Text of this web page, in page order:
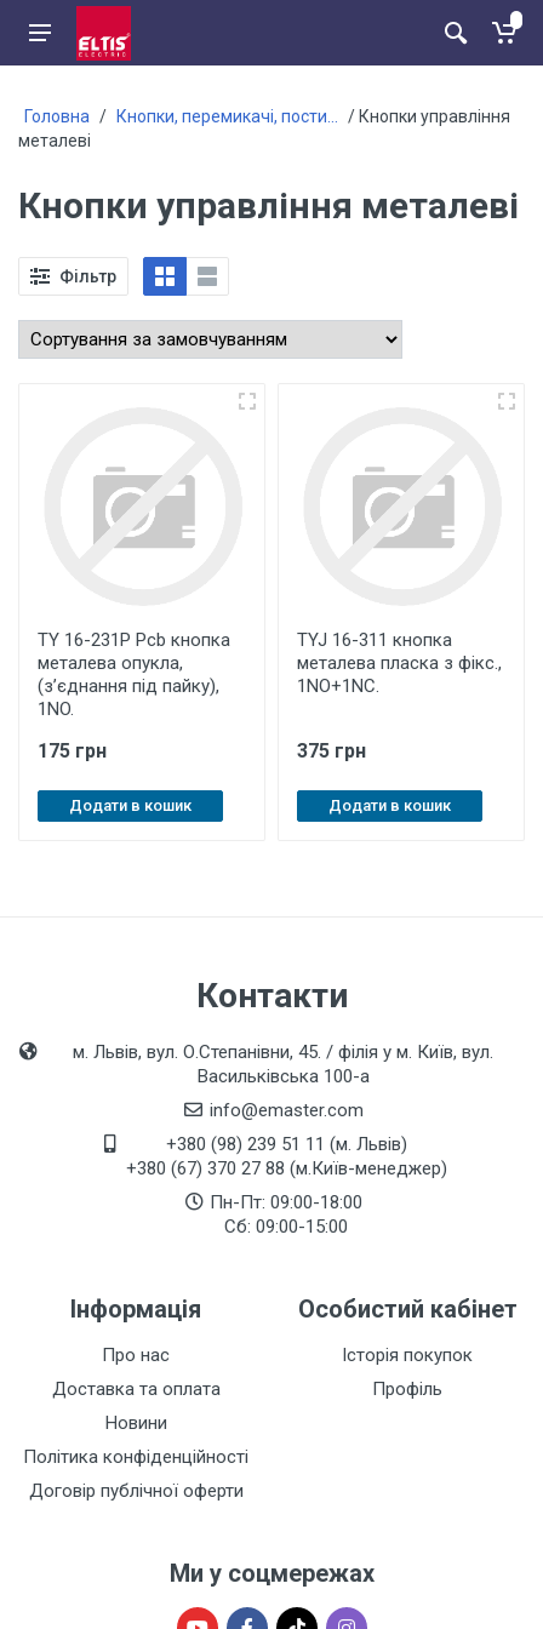
Головна / Кнопки, перемикачі, пости...
/ Кнопки управління
металеві
Кнопки управління металеві
Фільтр
TY 16-231P Pcb кнопка
металева опукла,
(з’єднання під пайку),
1NO.
175 грн
Додати в кошик
TYJ 16-311 кнопка
металева пласка з фікс.,
1NO+1NC.
375 грн
Додати в кошик
Контакти
м. Львів, вул. О.Степанівни, 45. / філія у м. Київ, вул.
Васильківська 100-а
info@emaster.com
+380 (98) 239 51 11 (м. Львів)
+380 (67) 370 27 88 (м.Київ-менеджер)
Пн-Пт: 09:00-18:00
Сб: 09:00-15:00
Інформація
Про нас
Доставка та оплата
Новини
Політика конфіденційності
Договір публічної оферти
Особистий кабінет
Історія покупок
Профіль
Ми у соцмережах